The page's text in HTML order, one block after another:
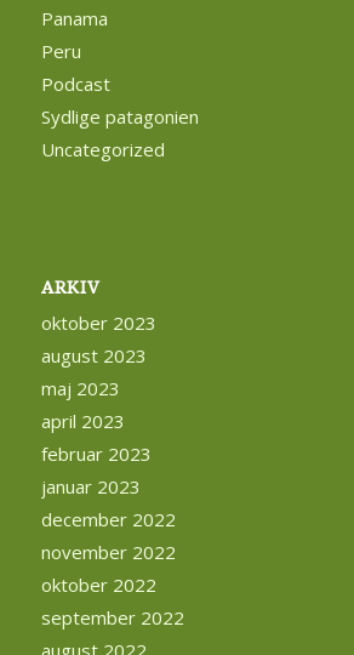
Panama
Peru
Podcast
Sydlige patagonien
Uncategorized
ARKIV
oktober 2023
august 2023
maj 2023
april 2023
februar 2023
januar 2023
december 2022
november 2022
oktober 2022
september 2022
august 2022